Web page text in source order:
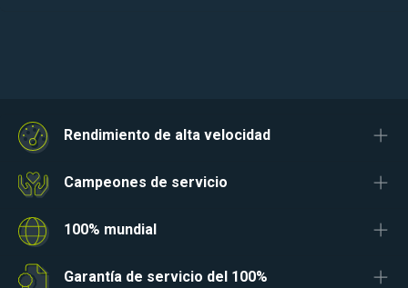
Rendimiento de alta velocidad
Campeones de servicio
100% mundial
Garantía de servicio del 100%